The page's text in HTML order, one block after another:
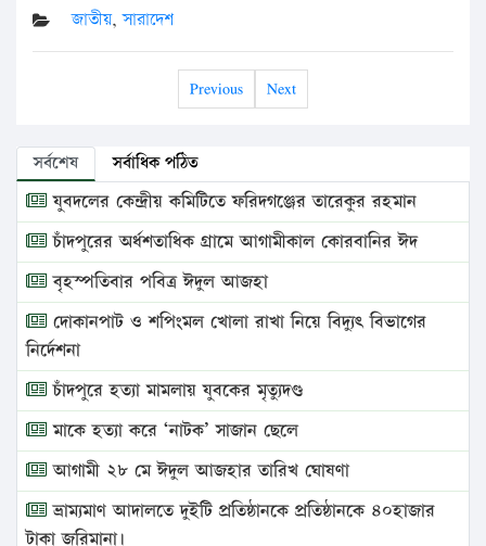
জাতীয়,সারাদেশ
Previous Next
সর্বশেষ সর্বাধিক পঠিত
যুবদলের কেন্দ্রীয় কমিটিতে ফরিদগঞ্জের তারেকুর রহমান
চাঁদপুরের অর্ধশতাধিক গ্রামে আগামীকাল কোরবানির ঈদ
বৃহস্পতিবার পবিত্র ঈদুল আজহা
দোকানপাট ও শপিংমল খোলা রাখা নিয়ে বিদ্যুৎ বিভাগের
নির্দেশনা
চাঁদপুরে হত্যা মামলায় যুবকের মৃত্যুদণ্ড
মাকে হত্যা করে ‘নাটক’ সাজান ছেলে
আগামী ২৮ মে ঈদুল আজহার তারিখ ঘোষণা
ভ্রাম্যমাণ আদালতে দুইটি প্রতিষ্ঠানকে প্রতিষ্ঠানকে ৪০হাজার
টাকা জরিমানা।